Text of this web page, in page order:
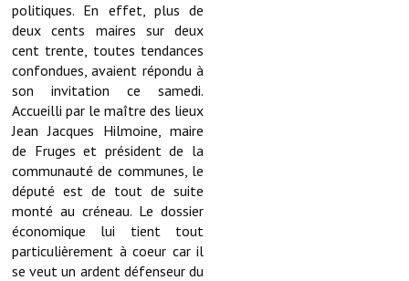
Actions et projets
Projets et travaux en cours
Procès verbaux des conseils municipaux
Communication
Le bulletin municipal : Fressinfo & Le Fressinois
Toutes les publications
Le village dans l'intercommunalité
Communauté de communes
politiques. En effet, plus de
deux cents maires sur deux
cent trente, toutes tendances
confondues, avaient répondu à
son invitation ce samedi.
Accueilli par le maître des lieux
Jean Jacques Hilmoine, maire
de Fruges et président de la
communauté de communes, le
député est de tout de suite
monté au créneau. Le dossier
économique lui tient tout
particulièrement à coeur car il
se veut un ardent défenseur du